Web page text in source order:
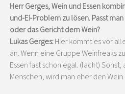
Herr Gerges, Wein und Essen
und-Ei-Problem zu lösen. Passt
oder das Gericht dem Wein?
Lukas Gerges:Hier kommt es vor
an. Wenn eine Gruppe Weinfreaks
Essen fast schon egal. (lacht)
Menschen, wird man eher den Wein